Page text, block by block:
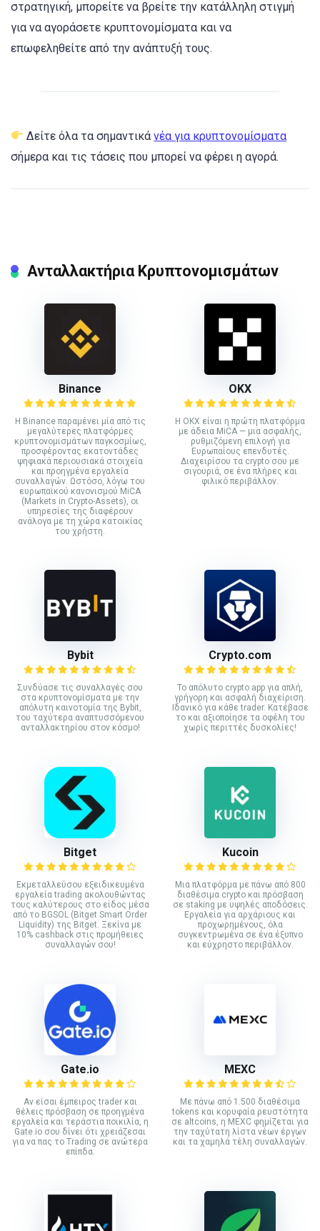
στρατηγική, μπορείτε να βρείτε την κατάλληλη στιγμή
για να αγοράσετε κρυπτονομίσματα και να
επωφεληθείτε από την ανάπτυξή τους.
Δείτε όλα τα σημαντικάνέα για κρυπτονομίσματα
σήμερα και τις τάσεις που μπορεί να φέρει η αγορά.
Ανταλλακτήρια Κρυπτονομισμάτων
Binance
Η Binance παραμένει μία από τις
μεγαλύτερες πλατφόρμες
κρυπτονομισμάτων παγκοσμίως,
προσφέροντας εκατοντάδες
ψηφιακά περιουσιακά στοιχεία
και προηγμένα εργαλεία
συναλλαγών. Ωστόσο, λόγω του
ευρωπαϊκού κανονισμού MiCA
(Markets in Crypto-Assets), οι
υπηρεσίες της διαφέρουν
ανάλογα με τη χώρα κατοικίας
του χρήστη.
ΟΚΧ
Η OKX είναι η πρώτη πλατφόρμα
με άδεια MiCA — μια ασφαλής,
ρυθμιζόμενη επιλογή για
Ευρωπαίους επενδυτές.
Διαχειρίσου τα crypto σου με
σιγουριά, σε ένα πλήρες και
φιλικό περιβάλλον.
Bybit
Συνδύασε τις συναλλαγές σου
στα κρυπτονομίσματα με την
απόλυτη καινοτομία της Bybit,
του ταχύτερα αναπτυσσόμενου
ανταλλακτηρίου στον κόσμο!
Crypto.com
Το απόλυτο crypto app για απλή,
γρήγορη και ασφαλή διαχείριση.
Ιδανικό για κάθε trader. Κατέβασε
το και αξιοποίησε τα οφέλη του
χωρίς περιττές δυσκολίες!
Bitget
Εκμεταλλεύσου εξειδικευμένα
εργαλεία trading ακολουθώντας
τους καλύτερους στο είδος μέσα
από το BGSOL (Bitget Smart Order
Liquidity) της Bitget. Ξεκίνα με
10% cashback στις προμήθειες
συναλλαγών σου!
Kucoin
Mια πλατφόρμα με πάνω από 800
διαθέσιμα crypto και πρόσβαση
σε staking με υψηλές αποδόσεις.
Εργαλεία για αρχάριους και
προχωρημένους, όλα
συγκεντρωμένα σε ένα έξυπνο
και εύχρηστο περιβάλλον.
Gate.io
Αν είσαι έμπειρος trader και
θέλεις πρόσβαση σε προηγμένα
εργαλεία και τεράστια ποικιλία, η
Gate.io σου δίνει ότι χρειάζεσαι
για να πας το Trading σε ανώτερα
επίπδα.
MEXC
Με πάνω από 1.500 διαθέσιμα
tokens και κορυφαία ρευστότητα
σε altcoins, η MEXC φημίζεται για
την ταχύτατη λίστα νέων έργων
και τα χαμηλά τέλη συναλλαγών.